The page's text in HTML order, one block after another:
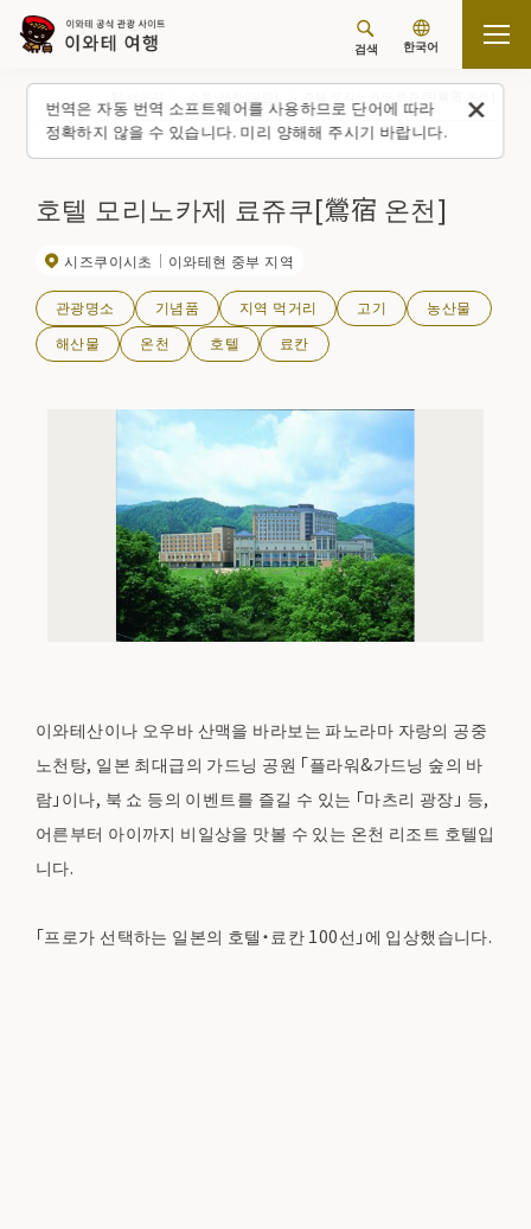
번역은 자동 번역 소프트웨어를 사용하므로 단어에 따라
정확하지 않을 수 있습니다. 미리 양해해 주시기 바랍니다.
검색 한국어
호텔 모리노카제 료쥬쿠[鶯宿 온천]
시즈쿠이시초 이와테현 중부 지역
관광명소 기념품 지역 먹거리 고기
농산물
해산물
온천 호텔 료칸
이와테산이나 오우바 산맥을 바라보는 파노라마 자랑의 공중
노천탕, 일본 최대급의 가드닝 공원 「플라워&가드닝 숲의 바
람」이나, 북 쇼 등의 이벤트를 즐길 수 있는 「마츠리 광장」 등,
어른부터 아이까지 비일상을 맛볼 수 있는 온천 리조트 호텔입
니다.
「프로가 선택하는 일본의 호텔・료칸 100선」에 입상했습니다.